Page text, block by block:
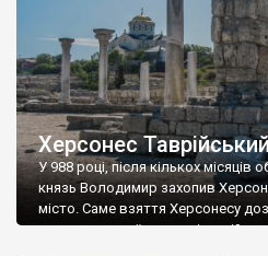
Херсонес
У 988 році, після кількох місяців
князь Володимир захопив
місто. Саме взяття Херсонесу
диктувати свої умови